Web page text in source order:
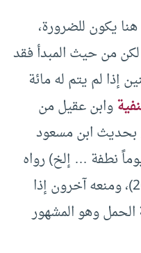
يكون للضرورة،
من حيث المبدأ فقد
إذا لم يتم له مائة
وابن عقيل من
بحديث ابن مسعود
نطفة … إلخ) رواه
البخاري (3208)، ومسلم (2643)، ومنعه آخرون إذا
الحمل وهو المشهور